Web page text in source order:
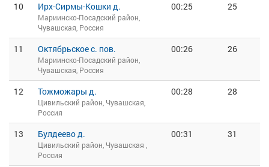
10 Ирх-Сирмы-Кошки д.
Мариинско-Посадский район,
Чувашская, Россия
00:25 25
11 Октябрьское с. пов.
Мариинско-Посадский район,
Чувашская, Россия
00:26 26
12 Тожможары д.
Цивильский район, Чувашская,
Россия
00:28 28
13 Булдеево д.
Цивильский район, Чувашская ,
Россия
00:31 31